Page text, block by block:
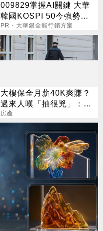
009829掌握AI關鍵 大華
韓國KOSPI 50今強勢開
募
PR・大華銀全能行銷方案
大樓保全月薪40K爽賺？
過來人嘆「抽很兇」：僅
供參考
房產